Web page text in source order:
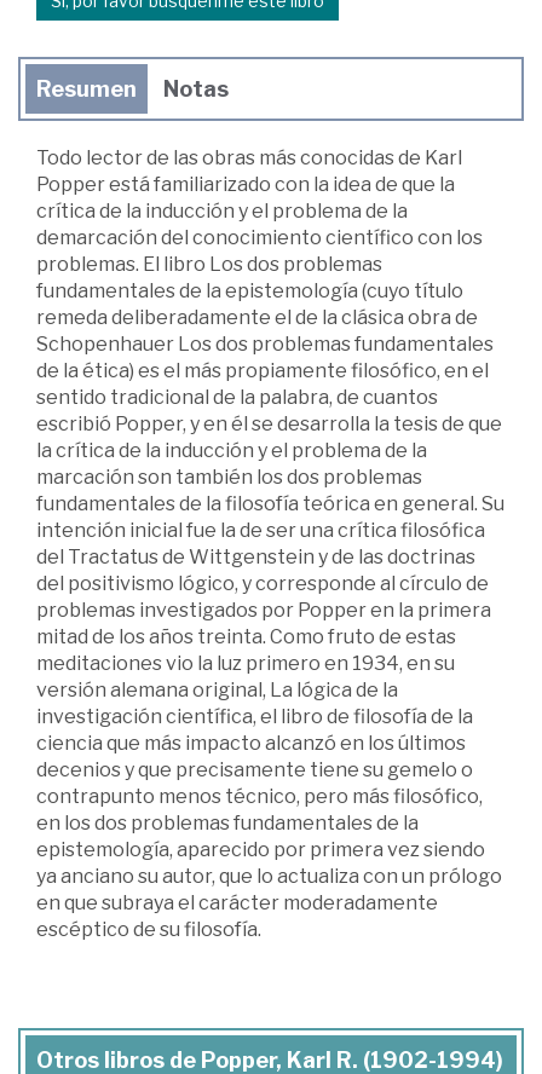
Resumen Notas
Todo lector de las obras más conocidas de Karl
Popper está familiarizado con la idea de que la
crítica de la inducción y el problema de la
demarcación del conocimiento científico con los
problemas. El libro Los dos problemas
fundamentales de la epistemología (cuyo título
remeda deliberadamente el de la clásica obra de
Schopenhauer Los dos problemas fundamentales
de la ética) es el más propiamente filosófico, en el
sentido tradicional de la palabra, de cuantos
escribió Popper, y en él se desarrolla la tesis de que
la crítica de la inducción y el problema de la
marcación son también los dos problemas
fundamentales de la filosofía teórica en general. Su
intención inicial fue la de ser una crítica filosófica
del Tractatus de Wittgenstein y de las doctrinas
del positivismo lógico, y corresponde al círculo de
problemas investigados por Popper en la primera
mitad de los años treinta. Como fruto de estas
meditaciones vio la luz primero en 1934, en su
versión alemana original, La lógica de la
investigación científica, el libro de filosofía de la
ciencia que más impacto alcanzó en los últimos
decenios y que precisamente tiene su gemelo o
contrapunto menos técnico, pero más filosófico,
en los dos problemas fundamentales de la
epistemología, aparecido por primera vez siendo
ya anciano su autor, que lo actualiza con un prólogo
en que subraya el carácter moderadamente
escéptico de su filosofía.
Otros libros de Popper, Karl R. (1902-1994)